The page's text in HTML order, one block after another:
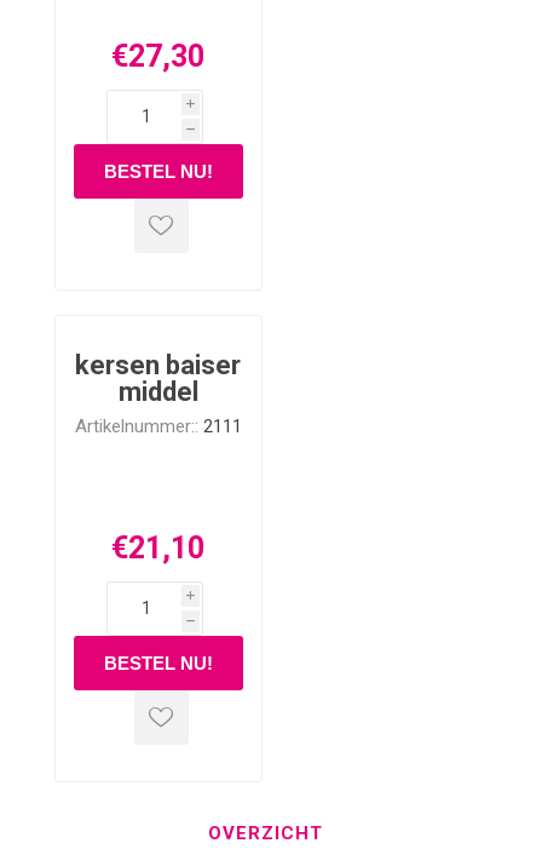
€27,30
i
h
kersen baiser
middel
Artikelnummer:: 2111
€21,10
i
h
OVERZICHT